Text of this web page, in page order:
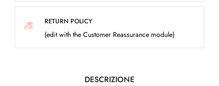
RETURN POLICY
(edit with the Customer Reassurance module)
DESCRIZIONE